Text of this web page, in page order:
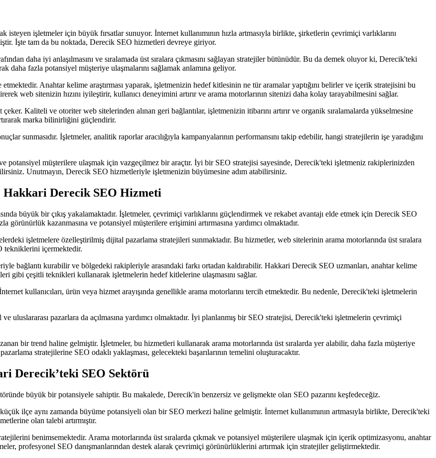
işletmeler için büyük fırsatlar sunuyor. İnternet kullanımının hızla artmasıyla birlikte, şirketlerin çevrimiçi varlıklarını
İşte tam da bu noktada, Derecik SEO hizmetleri devreye giriyor.
daha iyi anlaşılmasını ve sıralamada üst sıralara çıkmasını sağlayan stratejiler bütünüdür. Bu da demek oluyor ki, Derecik'teki
fazla potansiyel müşteriye ulaşmalarını sağlamak anlamına geliyor.
Anahtar kelime araştırması yaparak, işletmenizin hedef kitlesinin ne tür aramalar yaptığını belirler ve içerik stratejisini bu
web sitenizin hızını iyileştirir, kullanıcı deneyimini artırır ve arama motorlarının sitenizi daha kolay tarayabilmesini sağlar.
Kaliteli ve otoriter web sitelerinden alınan geri bağlantılar, işletmenizin itibarını artırır ve organik sıralamalarda yükselmesine
marka bilinirliğini güçlendirir.
sunmasıdır. İşletmeler, analitik raporlar aracılığıyla kampanyalarının performansını takip edebilir, hangi stratejilerin işe yaradığını
potansiyel müşterilere ulaşmak için vazgeçilmez bir araçtır. İyi bir SEO stratejisi sayesinde, Derecik'teki işletmeniz rakiplerinizden
Unutmayın, Derecik SEO hizmetleriyle işletmenizin büyümesine adım atabilirsiniz.
Hakkari Derecik SEO Hizmeti
büyük bir çıkış yakalamaktadır. İşletmeler, çevrimiçi varlıklarını güçlendirmek ve rekabet avantajı elde etmek için Derecik SEO
kazanmasına ve potansiyel müşterilere erişimini artırmasına yardımcı olmaktadır.
işletmelere özelleştirilmiş dijital pazarlama stratejileri sunmaktadır. Bu hizmetler, web sitelerinin arama motorlarında üst sıralara
tekniklerini içermektedir.
bağlantı kurabilir ve bölgedeki rakipleriyle arasındaki farkı ortadan kaldırabilir. Hakkari Derecik SEO uzmanları, anahtar kelime
gibi çeşitli teknikleri kullanarak işletmelerin hedef kitlelerine ulaşmasını sağlar.
kullanıcıları, ürün veya hizmet arayışında genellikle arama motorlarını tercih etmektedir. Bu nedenle, Derecik'teki işletmelerin
pazarlara da açılmasına yardımcı olmaktadır. İyi planlanmış bir SEO stratejisi, Derecik'teki işletmelerin çevrimiçi
bir trend haline gelmiştir. İşletmeler, bu hizmetleri kullanarak arama motorlarında üst sıralarda yer alabilir, daha fazla müşteriye
stratejilerine SEO odaklı yaklaşması, gelecekteki başarılarının temelini oluşturacaktır.
Derecik’teki SEO Sektörü
büyük bir potansiyele sahiptir. Bu makalede, Derecik'in benzersiz ve gelişmekte olan SEO pazarını keşfedeceğiz.
ilçe aynı zamanda büyüme potansiyeli olan bir SEO merkezi haline gelmiştir. İnternet kullanımının artmasıyla birlikte, Derecik'teki
olan talebi artırmıştır.
benimsemektedir. Arama motorlarında üst sıralarda çıkmak ve potansiyel müşterilere ulaşmak için içerik optimizasyonu, anahtar
profesyonel SEO danışmanlarından destek alarak çevrimiçi görünürlüklerini artırmak için stratejiler geliştirmektedir.